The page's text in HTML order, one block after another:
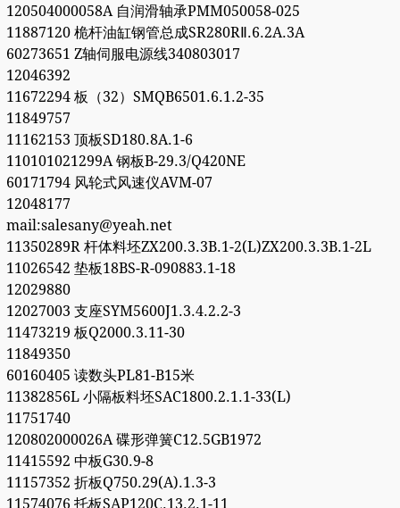
120504000058A 自润滑轴承PMM050058-025
11887120 桅杆油缸钢管总成SR280RⅡ.6.2A.3A
60273651 Z轴伺服电源线340803017
12046392
11672294 板（32）SMQB6501.6.1.2-35
11849757
11162153 顶板SD180.8A.1-6
110101021299A 钢板B-29.3/Q420NE
60171794 风轮式风速仪AVM-07
12048177
mail:salesany@yeah.net
11350289R 杆体料坯ZX200.3.3B.1-2(L)ZX200.3.3B.1-2L
11026542 垫板18BS-R-090883.1-18
12029880
12027003 支座SYM5600J1.3.4.2.2-3
11473219 板Q2000.3.11-30
11849350
60160405 读数头PL81-B15米
11382856L 小隔板料坯SAC1800.2.1.1-33(L)
11751740
120802000026A 碟形弹簧C12.5GB1972
11415592 中板G30.9-8
11157352 折板Q750.29(A).1.3-3
11574076 托板SAP120C.13.2.1-11